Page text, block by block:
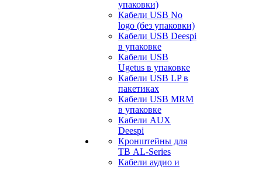
упаковки)
Кабели USB No
logo (без упаковки)
Кабели USB Deespi
в упаковке
Кабели USB
Ugetus в упаковке
Кабели USB LP в
пакетиках
Кабели USB MRM
в упаковке
Кабели AUX
Deespi
Кронштейны для
ТВ AL-Series
Кабели аудио и